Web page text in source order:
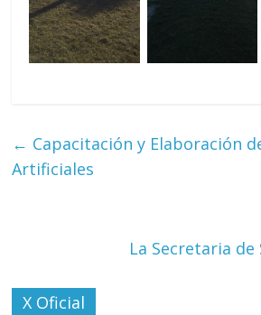
← Capacitación y Elaboración
Artificiales
La Secretaria
X Oficial